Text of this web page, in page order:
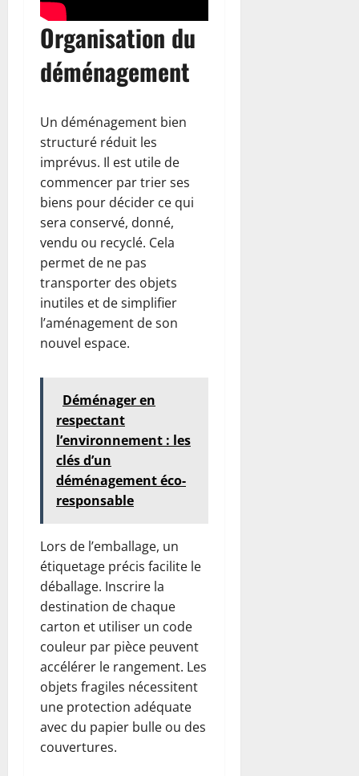
Organisation du
déménagement
Un déménagement bien
structuré réduit les
imprévus. Il est utile de
commencer par trier ses
biens pour décider ce qui
sera conservé, donné,
vendu ou recyclé. Cela
permet de ne pas
transporter des objets
inutiles et de simplifier
l’aménagement de son
nouvel espace.
Déménager en
respectant
l’environnement : les
clés d’un
déménagement éco-
responsable
Lors de l’emballage, un
étiquetage précis facilite le
déballage. Inscrire la
destination de chaque
carton et utiliser un code
couleur par pièce peuvent
accélérer le rangement. Les
objets fragiles nécessitent
une protection adéquate
avec du papier bulle ou des
couvertures.